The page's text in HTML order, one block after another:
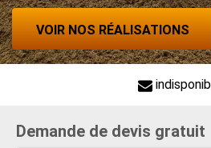
VOIR NOS RÉALISATIONS
Demande de devis gratuit